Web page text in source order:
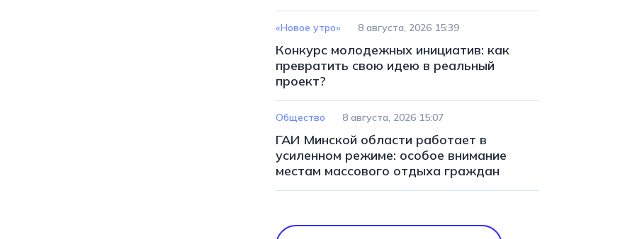
«Новое утро» 8 августа, 2026 15:39
Конкурс молодежных инициатив: как
превратить свою идею в реальный
проект?
Общество 8 августа, 2026 15:07
ГАИ Минской области работает в
усиленном режиме: особое внимание
местам массового отдыха граждан